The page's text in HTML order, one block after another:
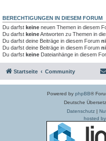
BERECHTIGUNGEN IN DIESEM FORUM
Du darfst keine neuen Themen in diesem
Du darfst keineAntworten zu Themen in
Du darfst deine Beiträge in diesem Forum
Du darfst deine Beiträge in diesem Forum
Du darfst keine Dateianhänge in diesem
Startseite Community
Powered by phpBB®
Deutsche
Datenschutz|
hosted